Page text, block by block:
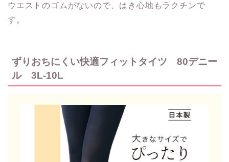
ウエストのゴムがないので、はき心地もラクチンで
す。
ずりおちにくい快適フィットタイツ 80デニー
ル 3L-10L